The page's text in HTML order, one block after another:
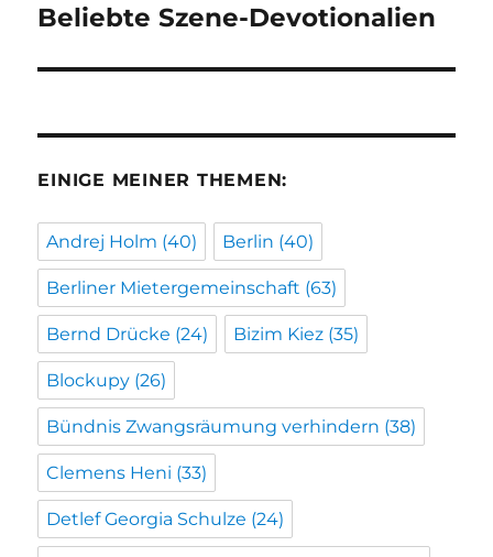
Nächster
Beliebte Szene-Devotionalien
EINIGE MEINER THEMEN:
Andrej Holm (40) Berlin (40)
Berliner Mietergemeinschaft (63)
Bernd Drücke (24) Bizim Kiez (35)
Blockupy (26)
Bündnis Zwangsräumung verhindern (38)
Clemens Heni (33)
Detlef Georgia Schulze (24)